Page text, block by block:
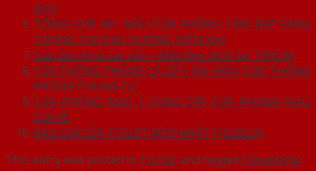
định
TỔNG HỢP 40+ MẪU CỬA PHÒNG TẮM ĐẸP SANG
TRỌNG THEO XU HƯỚNG HIỆN ĐẠI
Giá cửa nhựa cao cấp – Mẫu đẹp 2021 tại TPHCM
CỬA THÔNG PHÒNG LÀ GÌ?| 30+ MẪU CỬA THÔNG
PHÒNG CHUNG CƯ
CỬA PHÒNG NGỦ | CUNG CẤP CỬA PHÒNG NGỦ
GIÁ RẺ
BÁO GIÁ CỬA TOILET MỚI NHẤT [10/2021]
This entry was posted in Tin tứcand tagged Cửa phòng